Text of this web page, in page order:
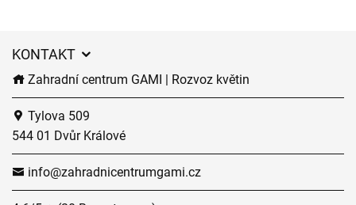
KONTAKT
Zahradní centrum GAMI | Rozvoz květin
Tylova 509
544 01 Dvůr Králové
info@zahradnicentrumgami.cz